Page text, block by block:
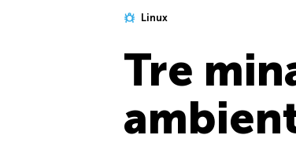
Linux
Tre